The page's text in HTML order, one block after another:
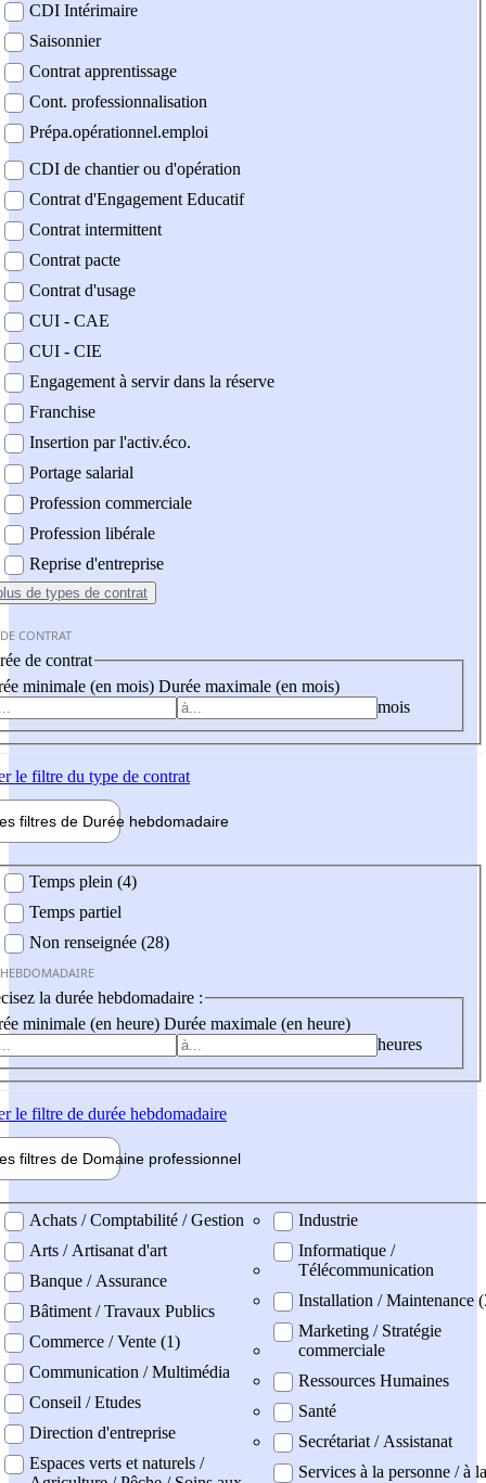
CDI Intérimaire
Saisonnier
Contrat apprentissage
Cont. professionnalisation
Prépa.opérationnel.emploi
CDI de chantier ou d'opération
Contrat d'Engagement Educatif
Contrat intermittent
Contrat pacte
Contrat d'usage
CUI - CAE
CUI - CIE
Engagement à servir dans la réserve
Franchise
Insertion par l'activ.éco.
Portage salarial
Profession commerciale
Profession libérale
Reprise d'entreprise
de types de contrat
CONTRAT
de contrat
minimale (en mois) Durée maximale (en mois)
mois
le filtre du type de contrat
filtres de Durée hebdomadaire
Temps plein (4)
Temps partiel
Non renseignée (28)
la durée hebdomadaire :
minimale (en heure) Durée maximale (en heure)
heures
le filtre de durée hebdomadaire
filtres de Domaine professionnel
professionel
Achats / Comptabilité / Gestion
Arts / Artisanat d'art
Banque / Assurance
Bâtiment / Travaux Publics
Commerce / Vente (1)
Communication / Multimédia
Conseil / Etudes
Direction d'entreprise
Espaces verts et naturels /
Industrie
Informatique /
Télécommunication
Installation / Maintenance
Marketing / Stratégie
commerciale
Ressources Humaines
Santé
Secrétariat / Assistanat
Services à la personne / à la